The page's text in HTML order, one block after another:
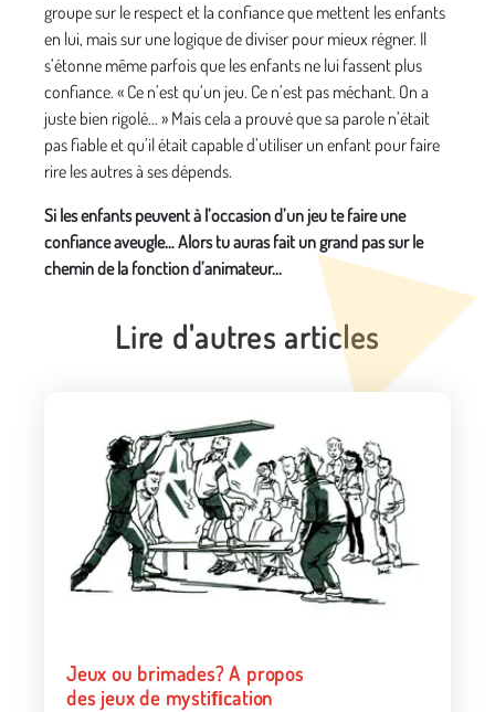
groupe sur le respect et la confiance que mettent les enfants
en lui, mais sur une logique de diviser pour mieux régner. Il
s’étonne même parfois que les enfants ne lui fassent plus
confiance. « Ce n’est qu’un jeu. Ce n’est pas méchant. On a
juste bien rigolé… » Mais cela a prouvé que sa parole n’était
pas fiable et qu’il était capable d’utiliser un enfant pour faire
rire les autres à ses dépends.
Si les enfants peuvent à l’occasion d’un jeu te faire une
confiance aveugle… Alors tu auras fait un grand pas sur le
chemin de la fonction d’animateur...
Lire d'autres articles
Jeux ou brimades? A propos
des jeux de mystiﬁcation